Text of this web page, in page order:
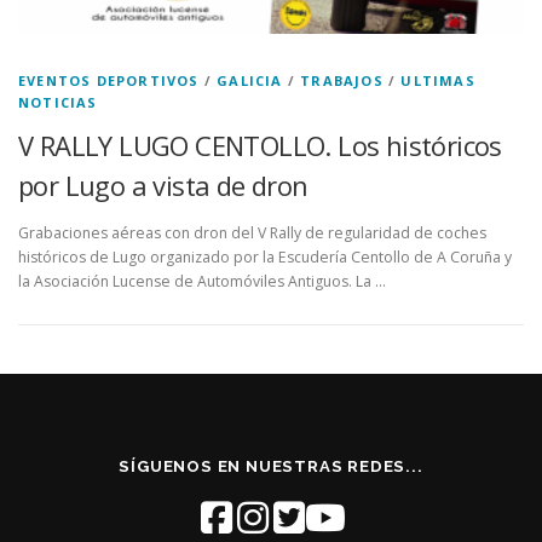
EVENTOS DEPORTIVOS / GALICIA / TRABAJOS / ULTIMAS
NOTICIAS
V RALLY LUGO CENTOLLO. Los históricos
por Lugo a vista de dron
Grabaciones aéreas con dron del V Rally de regularidad de coches
históricos de Lugo organizado por la Escudería Centollo de A Coruña y
la Asociación Lucense de Automóviles Antiguos. La …
SÍGUENOS EN NUESTRAS REDES...